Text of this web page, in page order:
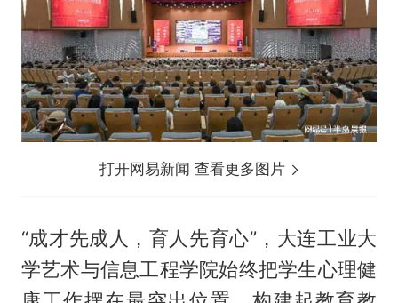
打开网易新闻 查看更多图片
“成才先成人，育人先育心”，大连工业大
学艺术与信息工程学院始终把学生心理健